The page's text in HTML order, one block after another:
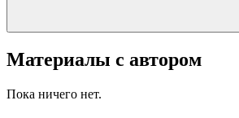
Материалы с автором
Пока ничего нет.